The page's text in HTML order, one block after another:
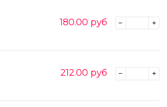
180.00 руб
212.00 руб